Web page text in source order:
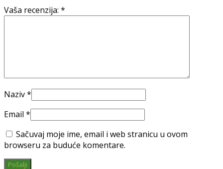
Vaša recenzija: *
Naziv*
Email *
Sačuvaj moje ime, email i web stranicu u ovom
browseru za buduće komentare.